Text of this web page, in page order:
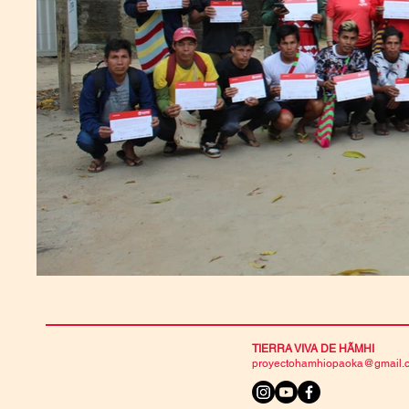
TIERRA VIVA DE HÃMHI